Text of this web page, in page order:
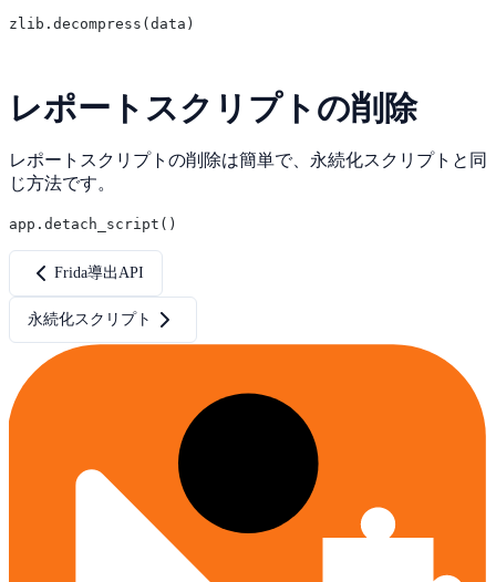
レポートスクリプトの削除
レポートスクリプトの削除は簡単で、永続化スクリプトと同
じ方法です。
Frida導出API
永続化スクリプト